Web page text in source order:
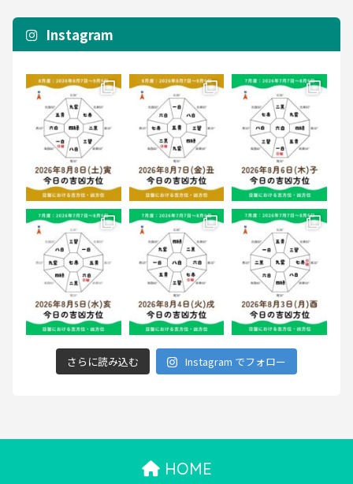
Instagram
さらに読み込む Instagram でフォロー
HOME